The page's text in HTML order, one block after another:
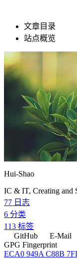
文章目录
站点概览
Hui-Shao
IC & IT, Creating and
77 日志
6 分类
113 标签
GitHub
E-Mail
GPG Fingerprint
ECA0 949A C88B